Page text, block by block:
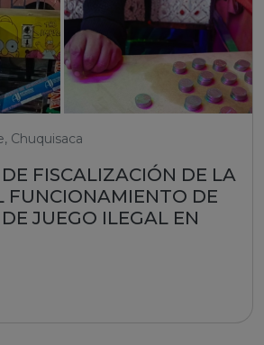
Chuquisaca
FISCALIZACIÓN DE LA
FUNCIONAMIENTO DE
JUEGO ILEGAL EN